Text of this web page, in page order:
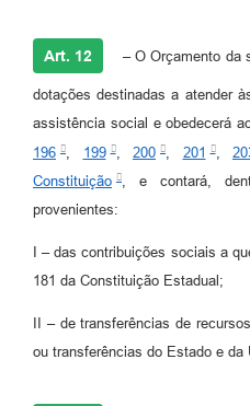
Art. 12 – O Orçamento da
dotações destinadas a atender
assistência social e obedecerá
196
199 , 200 201 ,
Constituição
, e contará,
provenientes:
I – das contribuições sociais a
181 da Constituição Estadual;
II – de transferências de
ou transferências do Estado e da